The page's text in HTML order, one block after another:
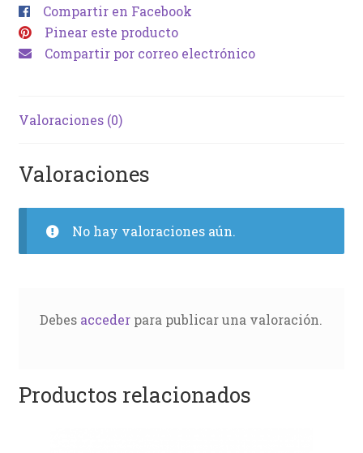
Compartir en Facebook
Pinear este producto
Compartir por correo electrónico
Valoraciones (0)
Valoraciones
No hay valoraciones aún.
Debes accederpara publicar una valoración.
Productos relacionados